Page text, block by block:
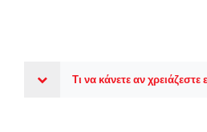
Τι να κάνετε αν